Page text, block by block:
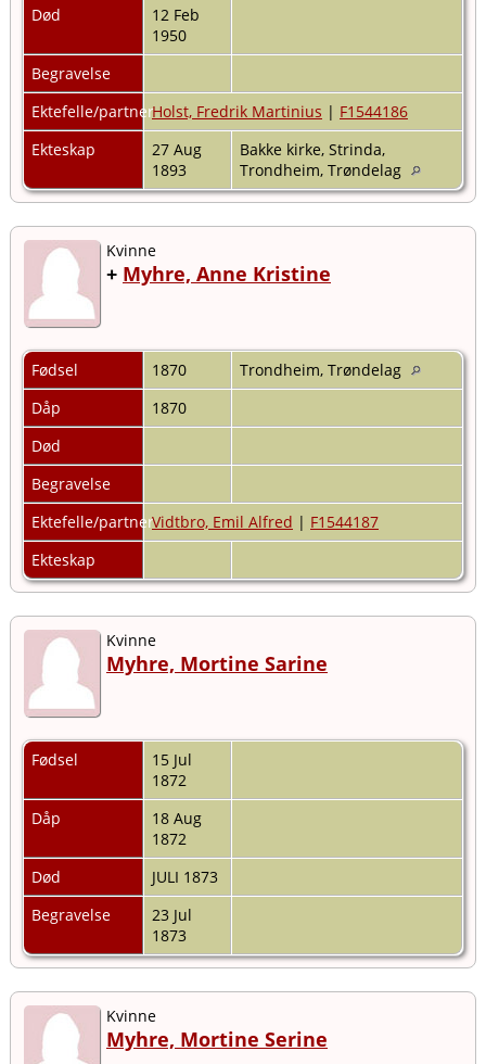
Død
12 Feb
1950
Begravelse
Ektefelle/partnerHolst, Fredrik Martinius | F1544186
Ekteskap
27 Aug
1893
Bakke kirke, Strinda,
Trondheim, Trøndelag
Kvinne
+ Myhre, Anne Kristine
Fødsel 1870
Trondheim, Trøndelag
Dåp
1870
Død
Begravelse
Ektefelle/partnerVidtbro, Emil Alfred | F1544187
Ekteskap
Kvinne
Myhre, Mortine Sarine
Fødsel
15 Jul
1872
Dåp
18 Aug
1872
Død
JULI 1873
Begravelse
23 Jul
1873
Kvinne
Myhre, Mortine Serine